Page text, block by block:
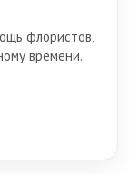
флористов,
времени.